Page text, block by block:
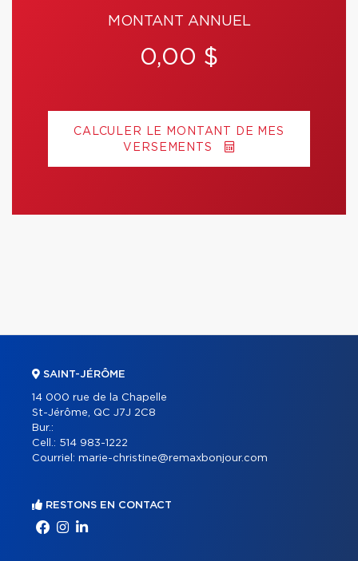
MONTANT ANNUEL
0,00 $
CALCULER LE MONTANT DE MES
VERSEMENTS
SAINT-JÉRÔME
14 000 rue de la Chapelle
St-Jérôme, QC J7J 2C8
Bur.:
Cell.: 514 983-1222
Courriel: marie-christine@remaxbonjour.com
RESTONS EN CONTACT